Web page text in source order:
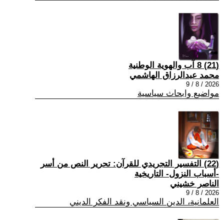
(21) 8 آب والهوية الوطنية
محمد عبدالرزاق الهاشمي
2026 / 8 / 9
مواضيع وابحاث سياسية
(22) التفسير التجريدي للقرآن: تحرير النص من أسر
-أسباب النزول- التاريخية
الناصر خشيني
2026 / 8 / 9
العلمانية، الدين السياسي ونقد الفكر الديني